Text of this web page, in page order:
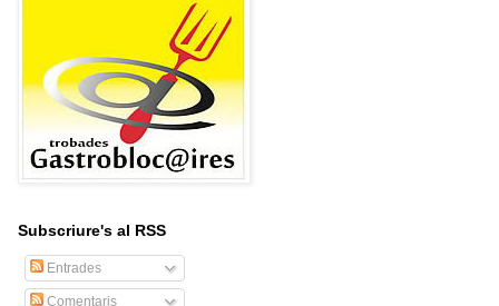
Subscriure's al RSS
Entrades
Comentaris